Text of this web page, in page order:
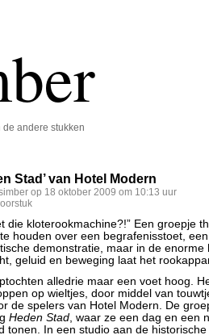
andere stukken
Stad’ van Hotel Modern
op 18 oktober 2009 om 10:13 uur
die kloterookmachine?!” Een groepje
houden over een begrafenisstoet,
demonstratie, maar in de enorme
geluid en beweging laat het
alledrie maar een voet hoog.
op wieltjes, door middel van
de spelers van Hotel Modern. De
Heden Stad, waar ze een dag en een
tonen. In een studio aan de